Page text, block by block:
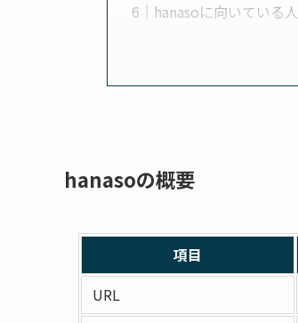
hanasoに向いている人
hanasoの概要
項目
URL